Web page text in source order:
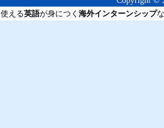
使える英語が身につく 海外インターンシップ